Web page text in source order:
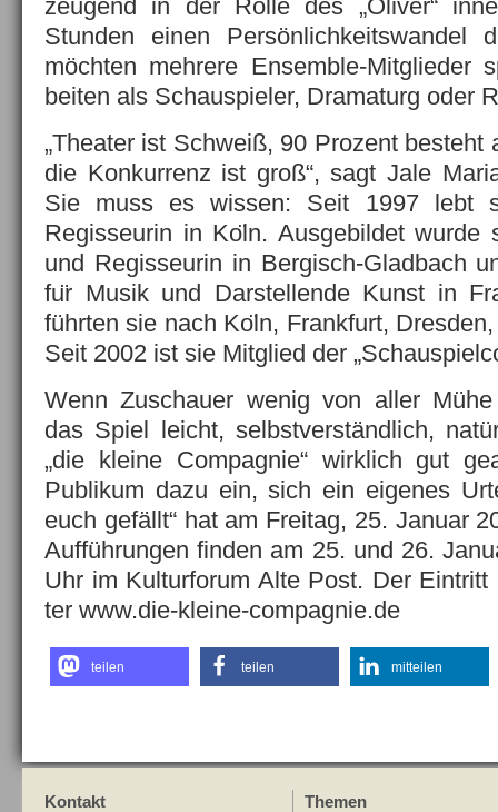
zeugend in der Rolle des „Oliver“
Stunden einen Persönlichkeitswandel
möchten mehrere Ensemble-Mitglieder
beiten als Schauspieler, Dramaturg oder
„Theater ist Schweiß, 90 Prozent besteht
die Konkurrenz ist groß“, sagt Jale
Sie muss es wissen: Seit 1997 lebt
Regisseurin in Koln. Ausgebildet wurde
und Regisseurin in Bergisch-Gladbach
fur Musik und Darstellende Kunst in
führten sie nach Koln, Frankfurt,
Seit 2002 ist sie Mitglied der
Wenn Zuschauer wenig von aller
das Spiel leicht, selbstverständlich,
„die kleine Compagnie“ wirklich gut
Publikum dazu ein, sich ein eigenes
euch gefällt“ hat am Freitag, 25. Januar
Aufführungen finden am 25. und 26.
Uhr im Kulturforum Alte Post. Der
ter www.die-kleine-compagnie.de
teilen teilen mitteilen
Kontakt Themen